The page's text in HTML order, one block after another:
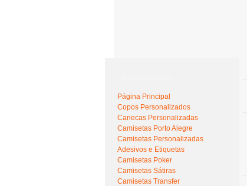
Página Principal
Copos Personalizados
Canecas Personalizadas
Camisetas Porto Alegre
Camisetas Personalizadas
Adesivos e Etiquetas
Camisetas Poker
Camisetas Sátiras
Camisetas Transfer